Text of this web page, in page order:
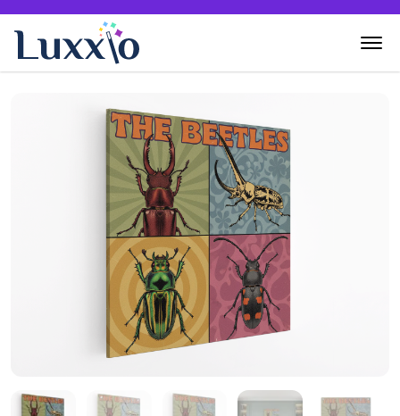
Wanddecoratie